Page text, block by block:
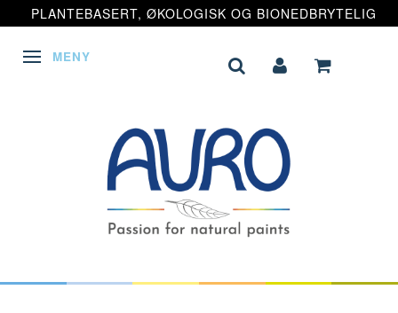
PLANTEBASERT, ØKOLOGISK OG BIONEDBRYTELIG
VEKSLE NAVIGASJON
MENY